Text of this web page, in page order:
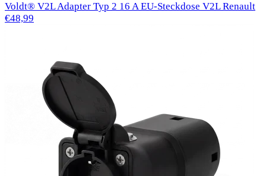
Voldt® V2L Adapter Typ 2 16 A EU-Steckdose V2L Renault
€48,99